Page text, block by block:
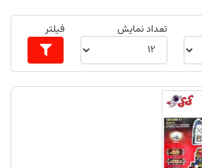
تعداد نمایش فیلتر